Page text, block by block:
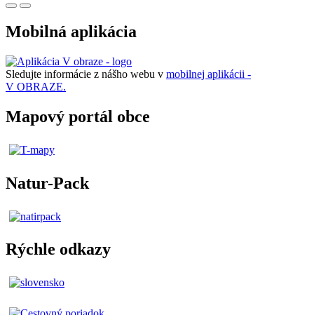
Mobilná aplikácia
Sledujte informácie z nášho webu v mobilnej aplikácii -
V OBRAZE.
Mapový portál obce
Natur-Pack
Rýchle odkazy